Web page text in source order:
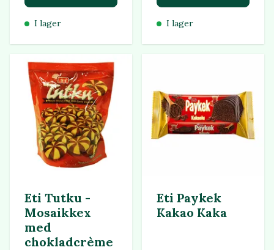
I lager I lager
Eti Tutku -
Mosaikkex
med
chokladcrème
Eti Paykek
Kakao Kaka